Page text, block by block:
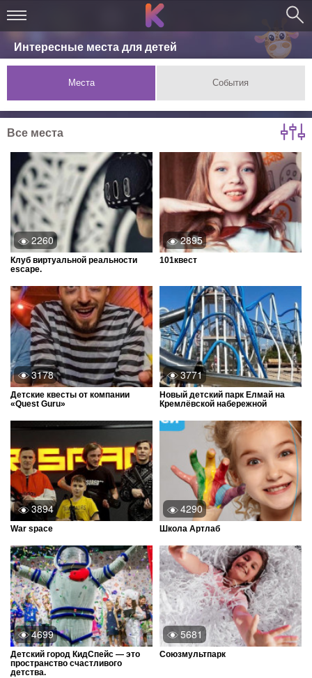
Интересные места для детей
Места События
Все места
2260
Клуб виртуальной реальности
escape.
2895
101квест
3178
Детские квесты от компании
«Quest Guru»
3771
Новый детский парк Елмай на
Кремлёвской набережной
3894
War space
4290
Школа Артлаб
4699
Детский город КидСпейс — это
пространство счастливого
детства.
5681
Союзмультпарк